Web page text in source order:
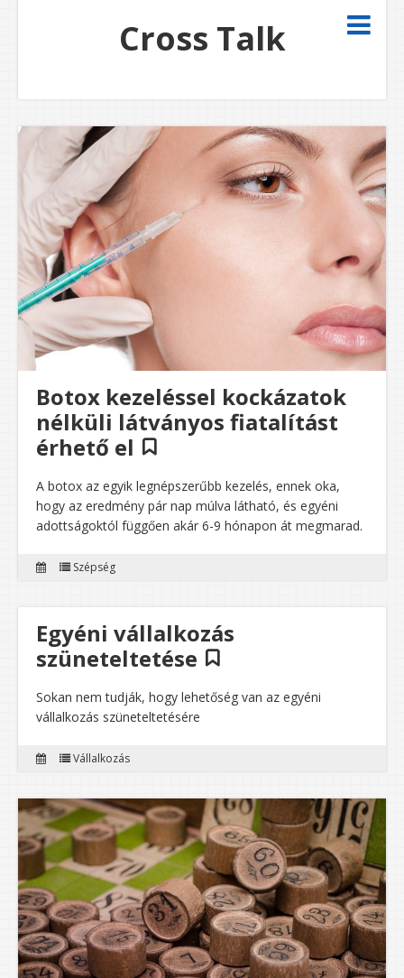
Cross Talk
Botox kezeléssel kockázatok
nélküli látványos fiatalítást
érhető el
A botox az egyik legnépszerűbb kezelés, ennek oka,
hogy az eredmény pár nap múlva látható, és egyéni
adottságoktól függően akár 6-9 hónapon át megmarad.
Szépség
Egyéni vállalkozás
szüneteltetése
Sokan nem tudják, hogy lehetőség van az egyéni
vállalkozás szüneteltetésére
Vállalkozás